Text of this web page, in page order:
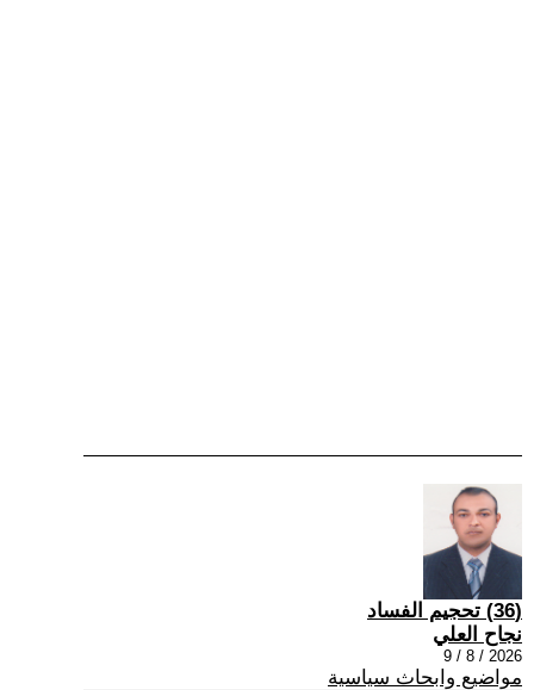
(36) تحجيم الفساد
نجاح العلي
2026 / 8 / 9
مواضيع وابحاث سياسية